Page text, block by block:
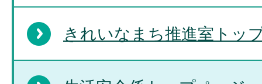
きれいなまち推進室トッ